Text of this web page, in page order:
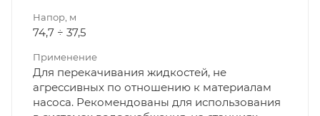
Напор, м
74,7 ÷ 37,5
Применение
Для перекачивания жидкостей, не
агрессивных по отношению к материалам
насоса. Рекомендованы для использования